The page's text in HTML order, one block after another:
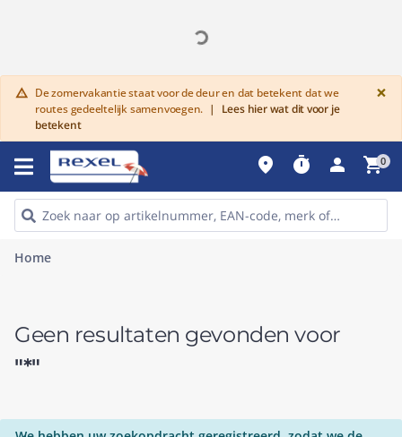
warning De zomervakantie staat voor de deur en dat betekent dat we
routes gedeeltelijk samenvoegen. |
Lees hier wat dit voor je
betekent
×
place timer person shopping_cart0
Home
Geen resultaten gevonden voor
"*"